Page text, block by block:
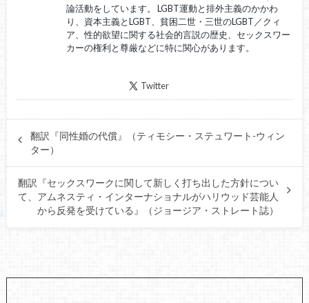
論活動をしています。 LGBT運動と排外主義のかかわ
り、資本主義とLGBT、貧困二世・三世のLGBT／クィ
ア、性的欲望に関する社会的言説の歴史、セックスワー
カーの権利と尊厳などに特に関心があります。
Twitter
翻訳『同性婚の代償』（ティモシー・ステュワート-ウィン
ター）
翻訳『セックスワークに関して新しく打ち出した方針につい
て、アムネスティ・インターナショナルがハリウッド芸能人
から反発を受けている』（ジョージア・ストレート誌）